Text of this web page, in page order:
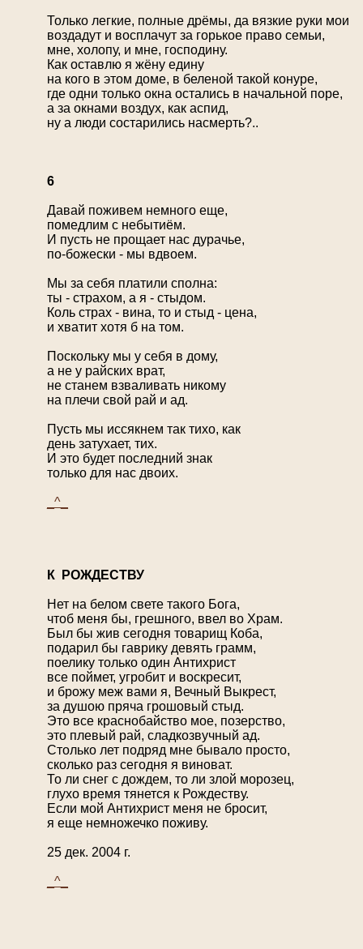
Только легкие, полные дрёмы, да вязкие руки мои
воздадут и восплачут за горькое право семьи,
мне, холопу, и мне, господину.
Как оставлю я жёну едину
на кого в этом доме, в беленой такой конуре,
где одни только окна остались в начальной поре,
а за окнами воздух, как аспид,
ну а люди состарились насмерть?..
6
Давай поживем немного еще,
помедлим с небытиём.
И пусть не прощает нас дурачье,
по-божески - мы вдвоем.
Мы за себя платили сполна:
ты - страхом, а я - стыдом.
Коль страх - вина, то и стыд - цена,
и хватит хотя б на том.
Поскольку мы у себя в дому,
а не у райских врат,
не станем взваливать никому
на плечи свой рай и ад.
Пусть мы иссякнем так тихо, как
день затухает, тих.
И это будет последний знак
только для нас двоих.
_^_
К РОЖДЕСТВУ
Нет на белом свете такого Бога,
чтоб меня бы, грешного, ввел во Храм.
Был бы жив сегодня товарищ Коба,
подарил бы гаврику девять грамм,
поелику только один Антихрист
все поймет, угробит и воскресит,
и брожу меж вами я, Вечный Выкрест,
за душою пряча грошовый стыд.
Это все краснобайство мое, позерство,
это плевый рай, сладкозвучный ад.
Столько лет подряд мне бывало просто,
сколько раз сегодня я виноват.
То ли снег с дождем, то ли злой морозец,
глухо время тянется к Рождеству.
Если мой Антихрист меня не бросит,
я еще немножечко поживу.
25 дек. 2004 г.
_^_